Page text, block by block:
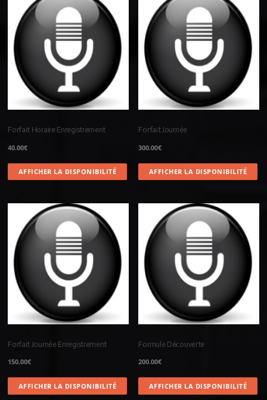
Forfait Horaire Enregistrement
40.00€
AFFICHER LA DISPONIBILITÉ
Forfait Journée
300.00€
AFFICHER LA DISPONIBILITÉ
Forfait Journée Enregistrement
150.00€
AFFICHER LA DISPONIBILITÉ
Formule Découverte
200.00€
AFFICHER LA DISPONIBILITÉ